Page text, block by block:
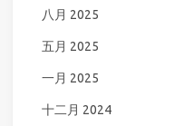
八月 2025
五月 2025
一月 2025
十二月 2024